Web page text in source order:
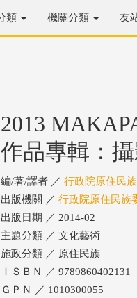
類 機關分類 友
2013
作品專輯：
編/著/譯者 ／ 行政院原住民
出版機關 ／ 行政院原住民族
出版日期 ／ 2014-02
主題分類 ／ 文化藝術
施政分類 ／ 原住民族
ＩＳＢＮ ／ 9789860402131
ＧＰＮ ／ 1010300055